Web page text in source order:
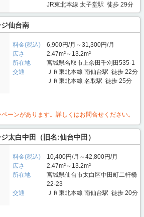
JR東北本線 太子堂駅 徒歩 29分
仙台南
料金(税込)
6,900円/月～31,300円/月
広さ
2.47m²～13.2m²
所在地
宮城県名取市上余田千刈田535-1
交通
ＪＲ東北本線 南仙台駅 徒歩 22分
ＪＲ東北本線 名取駅 徒歩 25分
ーンがあります。詳しくはお問合せください。
太白中田（旧名:仙台中田）
料金(税込)
10,400円/月～42,800円/月
広さ
2.47m²～13.2m²
所在地
宮城県仙台市太白区中田町二軒橋
22-23
交通
ＪＲ東北本線 南仙台駅 徒歩 20分